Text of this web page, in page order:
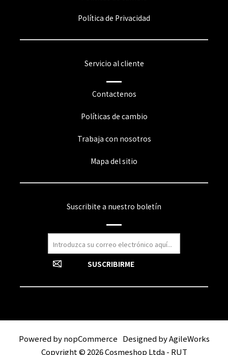
Política de Privacidad
Servicio al cliente
Contactenos
Políticas de cambio
Trabaja con nosotros
Mapa del sitio
Suscribite a nuestro boletín
Powered bynopCommerce Designed byAgileWorks
Copyright © 2026 Cosmeshop Ltda - RUT